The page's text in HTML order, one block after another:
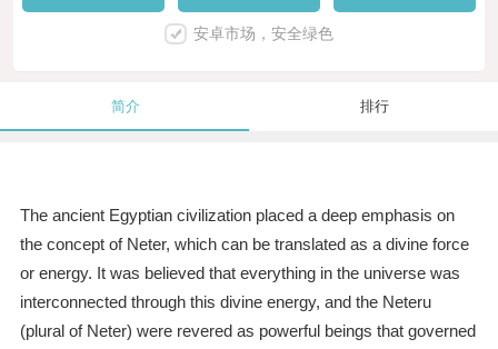
安卓市场，安全绿色
简介 排行
The ancient Egyptian civilization placed a deep emphasis on
the concept of Neter, which can be translated as a divine force
or energy. It was believed that everything in the universe was
interconnected through this divine energy, and the Neteru
(plural of Neter) were revered as powerful beings that governed